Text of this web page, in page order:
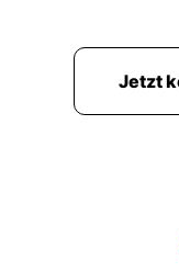
Jetzt